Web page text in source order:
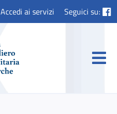
Accedi ai servizi Seguici su: